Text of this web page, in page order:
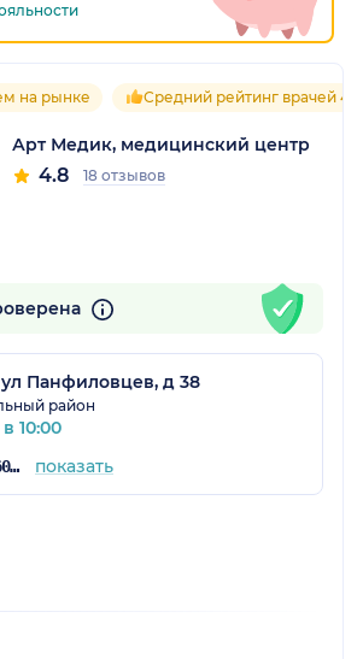
на рынке Средний рейтинг врачей 4.8
Арт Медик, медицинский центр
4.8 18 отзывов
ул Панфиловцев, д 38
район
10:00
+7 (421) 255-60-61 показать